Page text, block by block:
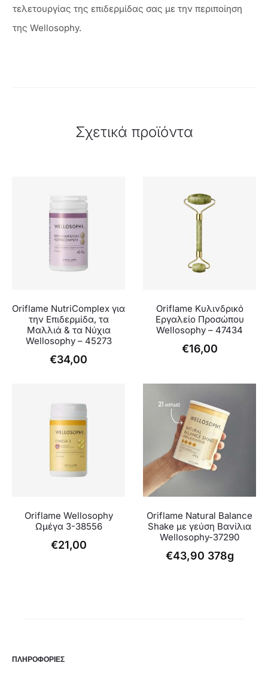
τελετουργίας της επιδερμίδας σας με την περιποίηση
της Wellosophy.
Σχετικά προϊόντα
Oriflame NutriComplex για
την Επιδερμίδα, τα
Μαλλιά & τα Νύχια
Wellosophy – 45273
€34,00
Oriflame Κυλινδρικό
Εργαλείο Προσώπου
Wellosophy – 47434
€16,00
Oriflame Wellosophy
Ωμέγα 3-38556
€21,00
Oriflame Natural Balance
Shake με γεύση Βανίλια
Wellosophy-37290
€43,90 378g
ΠΛΗΡΟΦΟΡΙΕΣ